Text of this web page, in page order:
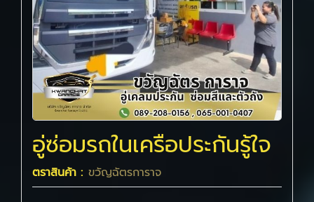
อู่ซ่อมรถในเครือประกันรู้ใจ
ตราสินค้า : ขวัญฉัตรการาจ